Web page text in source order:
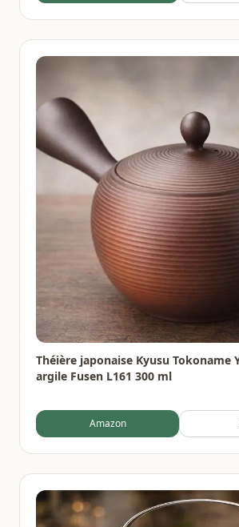
Théière japonaise Kyusu Tokoname
argile Fusen L161 300 ml
Amazon